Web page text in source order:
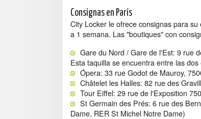
Consignas en París
City Locker le ofrece consignas para
a 1 semana. Las "boutiques" con
Gare du Nord / Gare de l'Est: 9 rue
Esta taquilla se encuentra entre las dos
Ópera: 33 rue Godot de Mauroy,
Châtelet les Halles: 82 rue des
Tour Eiffel: 29 rue de l'Exposition
St Germain des Prés: 6 rue des
Dame, RER St Michel Notre Dame)